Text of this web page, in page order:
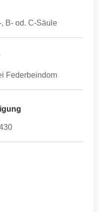
B- od. C-Säule
Federbeindom